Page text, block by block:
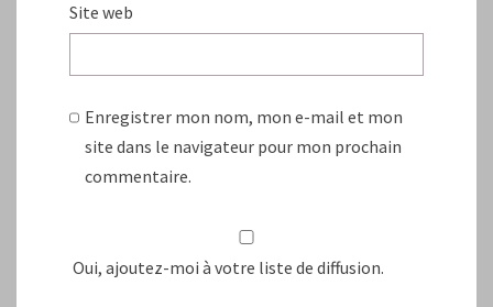
Site web
Enregistrer mon nom, mon e-mail et mon
site dans le navigateur pour mon prochain
commentaire.
Oui, ajoutez-moi à votre liste de diffusion.